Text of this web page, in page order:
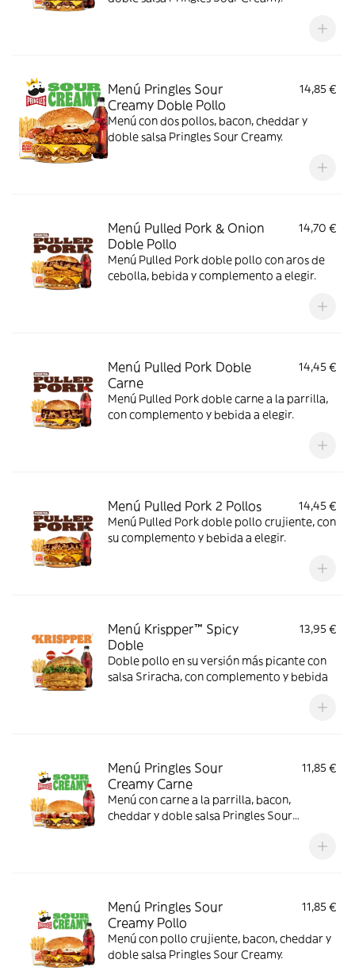
Menú Pringles Sour
Creamy Doble Pollo
14,85 €
Menú con dos pollos, bacon, cheddar y
doble salsa Pringles Sour Creamy.
Menú Pulled Pork & Onion
Doble Pollo
14,70 €
Menú Pulled Pork doble pollo con aros de
cebolla, bebida y complemento a elegir.
Menú Pulled Pork Doble
Carne
14,45 €
Menú Pulled Pork doble carne a la parrilla,
con complemento y bebida a elegir.
Menú Pulled Pork 2 Pollos
14,45 €
Menú Pulled Pork doble pollo crujiente, con
su complemento y bebida a elegir.
Menú Krispper™ Spicy
Doble
13,95 €
Doble pollo en su versión más picante con
salsa Sriracha, con complemento y bebida
Menú Pringles Sour
Creamy Carne
11,85 €
Menú con carne a la parrilla, bacon,
cheddar y doble salsa Pringles Sour
Menú Pringles Sour
Creamy Pollo
11,85 €
Menú con pollo crujiente, bacon, cheddar y
doble salsa Pringles Sour Creamy.